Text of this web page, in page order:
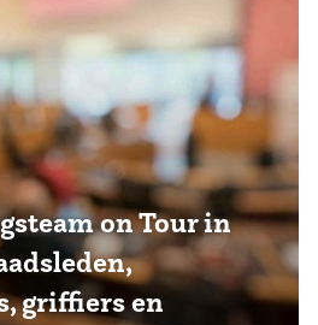
on Tour in
griffiers en